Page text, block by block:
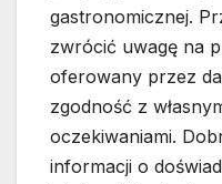
gastronomicznej.
zwrócić uwagę na
oferowany przez
zgodność z
oczekiwaniami.
informacji o